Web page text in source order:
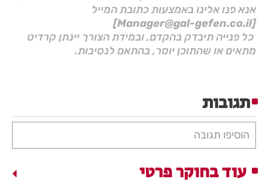
אנא פנו אלינו באמצעות כתובת המייל
[Manager@gal-gefen.co.il]
כל פנייה תיבדק בהקדם, ובמידת הצורך יינתן קרדיט
מתאים או שהתוכן יוסר, בהתאם לנסיבות.
תגובות
הוסיפו תגובה
עוד בחוקר פרטי